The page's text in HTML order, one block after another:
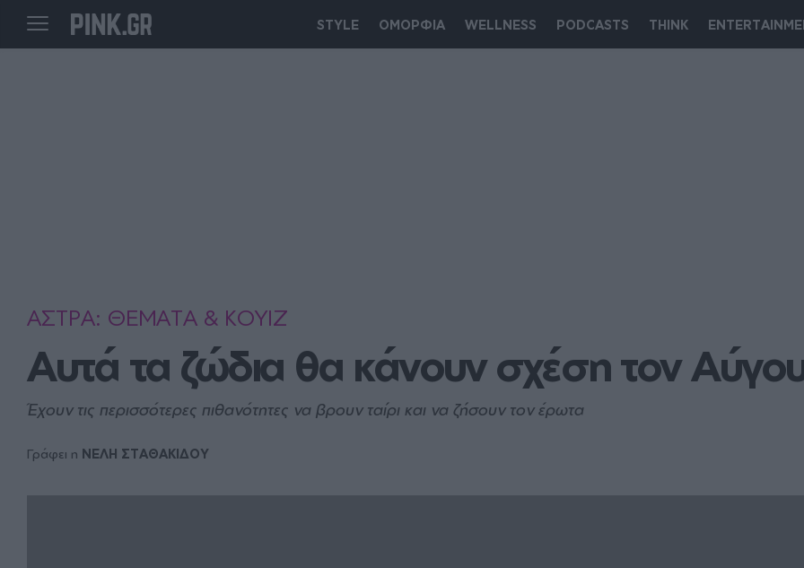
STYLE ΟΜΟΡΦΙΑ WELLNESS PODCASTS THINK
ΑΣΤΡΑ: ΘΕΜΑΤΑ & ΚΟΥΙΖ
Αυτά τα ζώδια θα κάνουν σχέση τον
Έχουν τις περισσότερες πιθανότητες να βρουν ταίρι και να ζήσουν τον έρωτα
Γράφει η ΝΕΛΗ ΣΤΑΘΑΚΙΔΟΥ